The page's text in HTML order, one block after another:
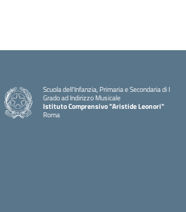
Scuola dell'Infanzia, Primaria e Secondaria di I
Grado ad Indirizzo Musicale
Istituto Comprensivo "Aristide Leonori"
Roma